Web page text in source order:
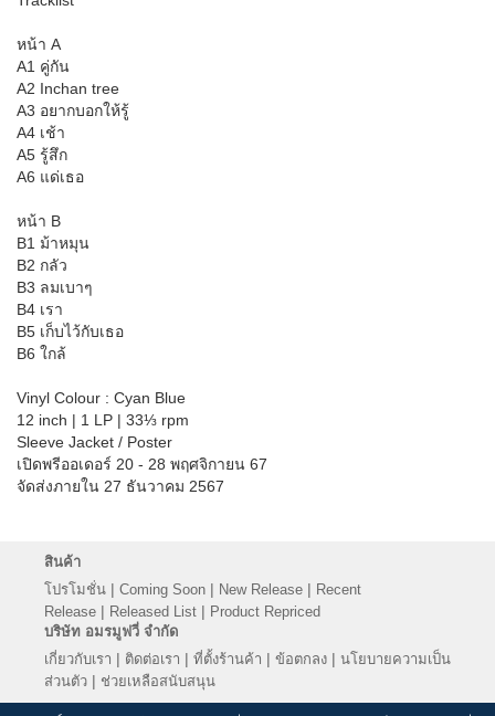
หน้า A
A1 คู่กัน
A2 Inchan tree
A3 อยากบอกให้รู้
A4 เช้า
A5 รู้สึก
A6 แด่เธอ
หน้า B
B1 ม้าหมุน
B2 กลัว
B3 ลมเบาๆ
B4 เรา
B5 เก็บไว้กับเธอ
B6 ใกล้
Vinyl Colour : Cyan Blue
12 inch | 1 LP | 33⅓ rpm
Sleeve Jacket / Poster
เปิดพรีออเดอร์ 20 - 28 พฤศจิกายน 67
จัดส่งภายใน 27 ธันวาคม 2567
สินค้า
โปรโมชั่น | Coming Soon | New Release | Recent
Release | Released List | Product Repriced
บริษัท อมรมูฟวี่ จำกัด
เกี่ยวกับเรา | ติดต่อเรา | ที่ตั้งร้านค้า | ข้อตกลง | นโยบายความเป็น
ส่วนตัว | ช่วยเหลือสนับสนุน